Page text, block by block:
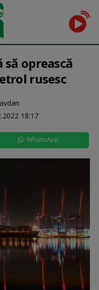
oprească
rusesc
18:17
WhatsApp